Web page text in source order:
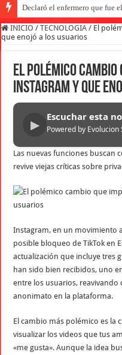
Declaró el enfermero que fue
INICIO / TECNOLOGIA / El
que enojó a los usuarios
El polémico
Instagram y que
▶
Escuchar esta
Powered by
Las nuevas funciones buscan
revive viejas críticas sobre
Instagram, en un movimiento
posible bloqueo de TikTok en
actualización que incluye tres
han sido bien recibidos, uno
entre los usuarios, reavivando
anonimato en la plataforma.
El cambio más polémico es la
visualizar los videos que tus
«me gusta». Aunque la idea